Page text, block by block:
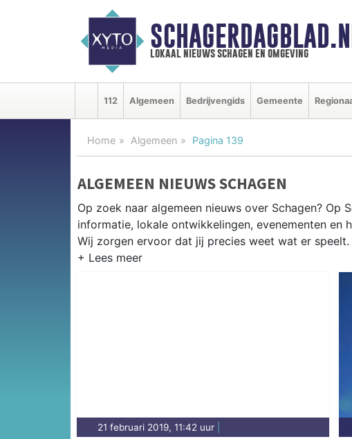
lokaal nieuws schagen en omgeving
112 Algemeen Bedrijvengids Gemeente
Home Algemeen Pagina 139
ALGEMEEN NIEUWS SCHAGEN
Op zoek naar algemeen nieuws over Schagen? Op
informatie, lokale ontwikkelingen, evenementen en
Wij zorgen ervoor dat jij precies weet wat er speelt.
21 februari 2019, 11:42 uur